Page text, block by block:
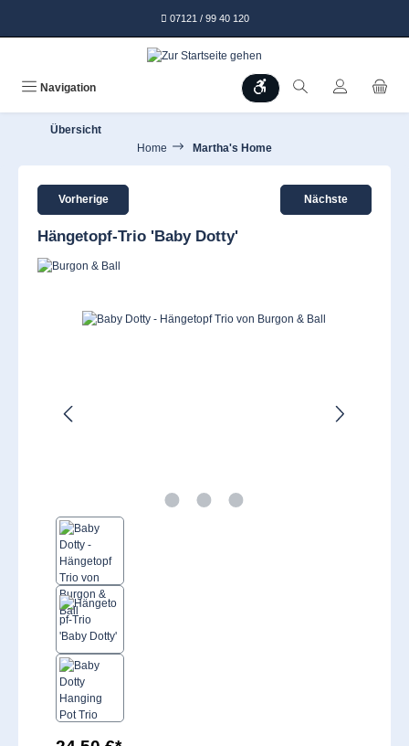
07121 / 99 40 120
Navigation Werkzeugleiste anzeigen
Übersicht
Home
Martha's Home
Vorherige Nächste
Hängetopf-Trio 'Baby Dotty'
Bildergalerie überspringen